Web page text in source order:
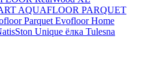
AQUAFLOOR PARQUET
Parquet Evofloor Home
Unique ёлка Tulesna